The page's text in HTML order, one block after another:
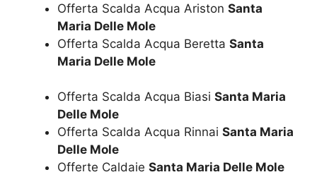
Offerta Scalda Acqua Ariston Santa
Maria Delle Mole
Offerta Scalda Acqua Beretta Santa
Maria Delle Mole
Offerta Scalda Acqua Biasi Santa Maria
Delle Mole
Offerta Scalda Acqua Rinnai Santa Maria
Delle Mole
Offerte Caldaie Santa Maria Delle Mole